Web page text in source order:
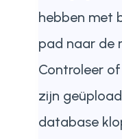
hebben met
pad naar de
Controleer
zijn
database